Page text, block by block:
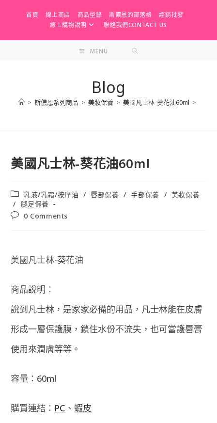
content
首頁 線上商店 商品型錄 斯儂恩的部落格
經銷批發
線上購物說明
聯絡我們CONTACT US
MENU
Blog
> 斯儂恩系列商品 > 美妝保養 > 美國凡士林-葵花油60ml >
美國凡士林-葵花油60ml
Post
category:
乳液/乳霜/按摩油 / 唇部保養 / 手部保養 / 美妝保養
/ 腿足保養
Post0 Comments
美國凡士林-葵花油
商品說明：
說到凡士林，是家家必備的用品，凡士林能在皮膚
形成一層保護膜，鎖住水份不流失，也可當護唇膏
使用來潤膚等等。
容量：60ml
購買連結： PC 、蝦皮